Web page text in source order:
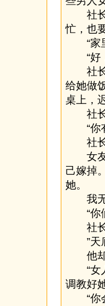
社长
忙，也
“家
“好
社长
给她做
桌上，
社长
“你有
社长
女友
己嫁掉
她。
我无
“你
社长
”天底
他却
“女人
调教好
“你会